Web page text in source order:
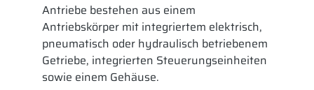
Antriebe bestehen aus einem
Antriebskörper mit integriertem elektrisch,
pneumatisch oder hydraulisch betriebenem
Getriebe, integrierten Steuerungseinheiten
sowie einem Gehäuse.